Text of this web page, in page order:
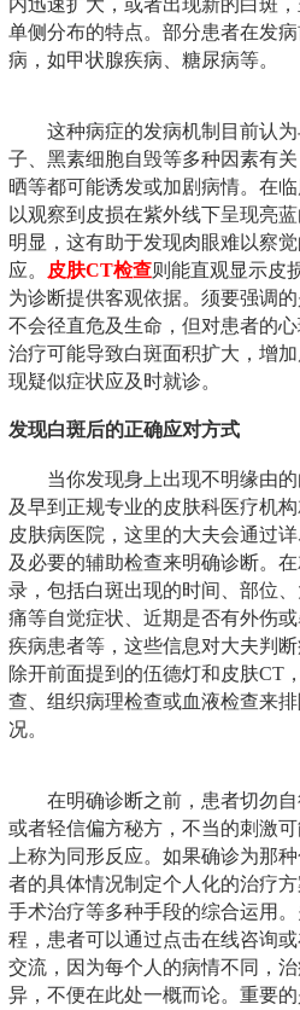
内迅速扩大，或者出现新的白斑
单侧分布的特点。部分患者在发
病，如甲状腺疾病、糖尿病等。
这种病症的发病机制目前认
子、黑素细胞自毁等多种因素有
晒等都可能诱发或加剧病情。在
以观察到皮损在紫外线下呈现亮
明显，这有助于发现肉眼难以察
应。
皮肤CT检查则能直观显示皮
为诊断提供客观依据。须要强调
不会径直危及生命，但对患者的
治疗可能导致白斑面积扩大，增
现疑似症状应及时就诊。
发现白斑后的正确应对方式
当你发现身上出现不明缘由
及早到正规专业的皮肤科医疗机
皮肤病医院，这里的大夫会通过
及必要的辅助检查来明确诊断。
录，包括白斑出现的时间、部位
痛等自觉症状、近期是否有外伤
疾病患者等，这些信息对大夫判
除开前面提到的伍德灯和皮肤CT
查、组织病理检查或血液检查来
况。
在明确诊断之前，患者切勿
或者轻信偏方秘方，不当的刺激
上称为同形反应。如果确诊为那
者的具体情况制定个人化的治疗
手术治疗等多种手段的综合运用
程，患者可以通过点击在线咨询
交流，因为每个人的病情不同，
异，不便在此处一概而论。重要